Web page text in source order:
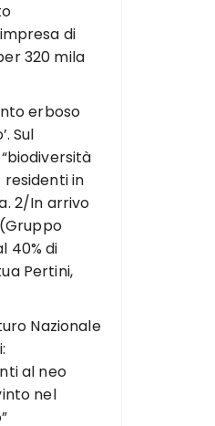
di
320 mila
erboso
Sul
residenti in
2/In arrivo
40% di
Pertini,
Nazionale
al neo
nel